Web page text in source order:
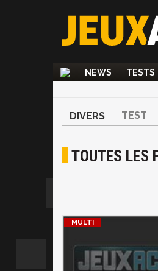
NEWS TESTS
DIVERS TEST
TOUTES LES